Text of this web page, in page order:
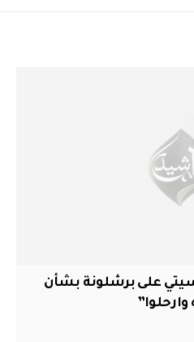
على برشلونة بشأن